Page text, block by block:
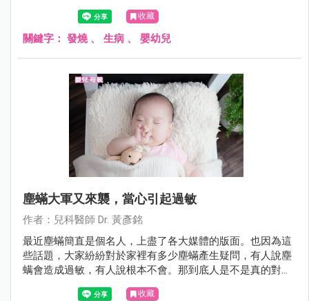
縣市退不了燒的孩子幾乎全都擠來這裡，我想我還算有資格
在這裡教大家幾招，在面對發燒，爸媽如何處置與辨別方
法。
收藏
關鍵字： 發燒、 生病 、 嬰幼兒
塵蟎大軍又來襲，當心引起過敏
作者：兒科醫師 Dr. 黃彥銘
最近塵蟎簡直是個名人，上盡了各大媒體的版面。也因為這
些話題，大家紛紛對於家裡有多少塵蟎產生疑問，有人說塵
螨會造成過敏，有人說根本不會。那到底人是不是真的對塵
蟎會過敏呢？讓黃醫師在這裡為您解答！
收藏